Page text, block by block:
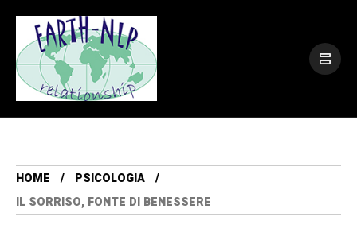
HOME
PSICOLOGIA
IL SORRISO, FONTE DI BENESSERE